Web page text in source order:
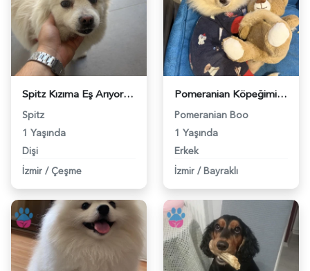
Spitz Kızıma Eş Arıyoruz - 118984279
Spitz
1 Yaşında
Dişi
İzmir / Çeşme
Pomeranian Köpeğimiz için Eş arıyoruz - 118984274
Pomeranian Boo
1 Yaşında
Erkek
İzmir / Bayraklı